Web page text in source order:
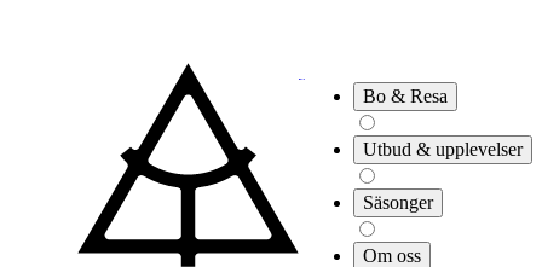
Bo & Resa
Utbud & upplevelser
Säsonger
Om oss